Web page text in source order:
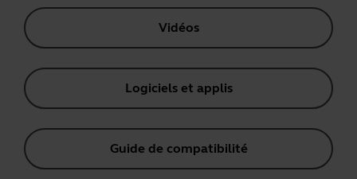
Vidéos
Logiciels et applis
Guide de compatibilité